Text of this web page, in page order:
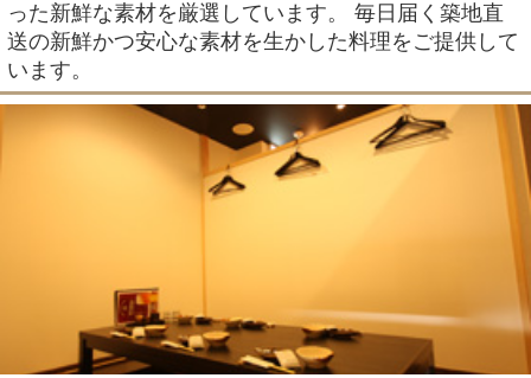
った新鮮な素材を厳選しています。 毎日届く築地直
送の新鮮かつ安心な素材を生かした料理をご提供して
います。